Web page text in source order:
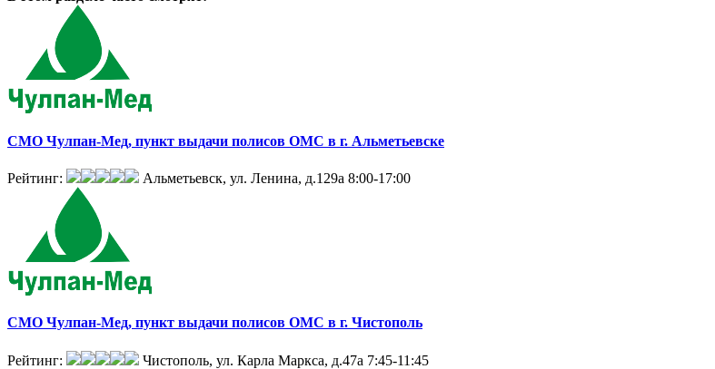
СМО Чулпан-Мед, пункт выдачи полисов ОМС в г. Альметьевске
Рейтинг: Альметьевск, ул. Ленина, д.129а 8:00-17:00
СМО Чулпан-Мед, пункт выдачи полисов ОМС в г. Чистополь
Рейтинг: Чистополь, ул. Карла Маркса, д.47а 7:45-11:45